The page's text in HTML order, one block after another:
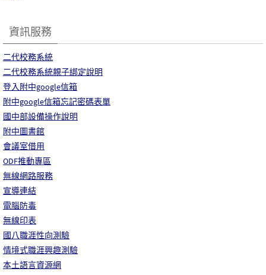
資訊服務
二代校務系統
二代校務系統親子綁定說明
登入附中google信箱
附中google信箱忘記密碼表單
國中部設備操作說明
附中圖書館
會議室借用
ODF推動專區
無線網路服務
宣導連結
電腦防毒
無線印表
國八職涯性向測驗
情境式職涯興趣測驗
本土語言資源網